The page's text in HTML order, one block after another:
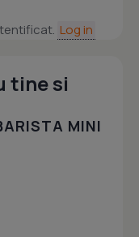
Log in
tine si
MINI